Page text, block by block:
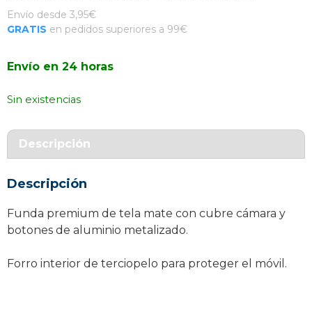
Envío desde 3,95€
GRATIS en pedidos superiores a 99€
Envío en 24 horas
Sin existencias
Descripción
Descripción
Funda premium de tela mate con cubre cámara y
botones de aluminio metalizado.
Forro interior de terciopelo para proteger el móvil.